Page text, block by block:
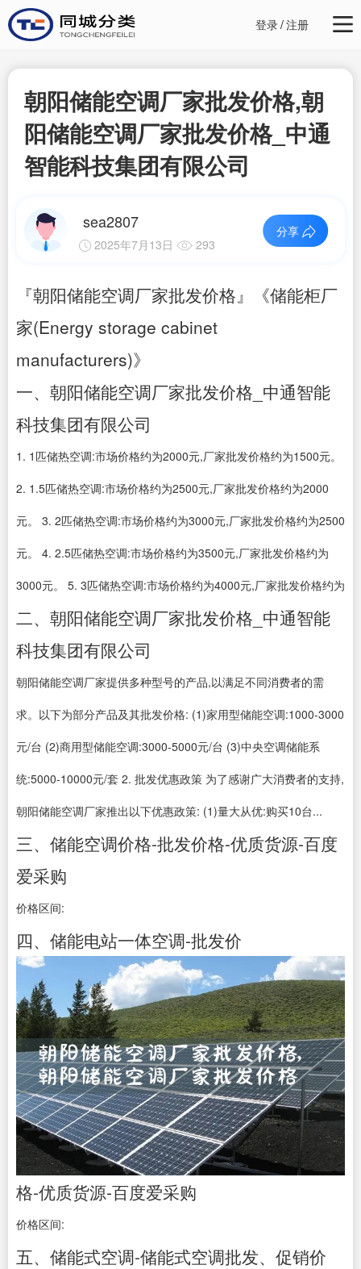
登录/注册
朝阳储能空调厂家批发价格,朝
阳储能空调厂家批发价格_中通
智能科技集团有限公司
sea2807
2025年7月13日 293
分享
『朝阳储能空调厂家批发价格』《储能柜厂
家(Energy storage cabinet
manufacturers)》
一、朝阳储能空调厂家批发价格_中通智能
科技集团有限公司
1. 1匹储热空调:市场价格约为2000元,厂家批发价格约为1500元。
2. 1.5匹储热空调:市场价格约为2500元,厂家批发价格约为2000
元。 3. 2匹储热空调:市场价格约为3000元,厂家批发价格约为2500
元。 4. 2.5匹储热空调:市场价格约为3500元,厂家批发价格约为
3000元。 5. 3匹储热空调:市场价格约为4000元,厂家批发价格约为
二、朝阳储能空调厂家批发价格_中通智能
科技集团有限公司
朝阳储能空调厂家提供多种型号的产品,以满足不同消费者的需
求。以下为部分产品及其批发价格: (1)家用型储能空调:1000-3000
元/台 (2)商用型储能空调:3000-5000元/台 (3)中央空调储能系
统:5000-10000元/套 2. 批发优惠政策 为了感谢广大消费者的支持,
朝阳储能空调厂家推出以下优惠政策: (1)量大从优:购买10台...
三、储能空调价格-批发价格-优质货源-百度
爱采购
价格区间:
四、储能电站一体空调-批发价
格-优质货源-百度爱采购
价格区间:
五、储能式空调-储能式空调批发、促销价